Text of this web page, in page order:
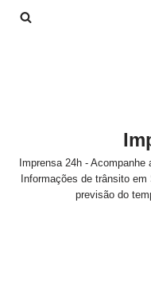
Imprensa 24h -
Informações de trânsito
previsão do